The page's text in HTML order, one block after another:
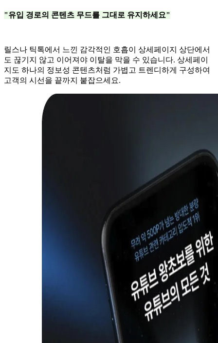
"유입 경로의 콘텐츠 무드를 그대로 유지하세요"
릴스나 틱톡에서 느낀 감각적인 호흡이 상세페이지 상단에서
도 끊기지 않고 이어져야 이탈을 막을 수 있습니다. 상세페이
지도 하나의 정보성 콘텐츠처럼 가볍고 트렌디하게 구성하여
고객의 시선을 끝까지 붙잡으세요.